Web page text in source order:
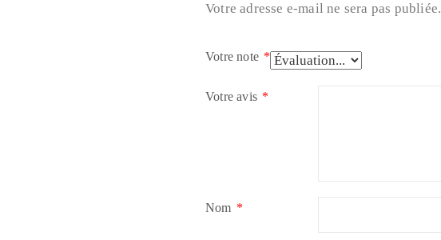
Votre adresse e-mail ne sera pas publiée.
Votre note *
Votre avis *
Nom *